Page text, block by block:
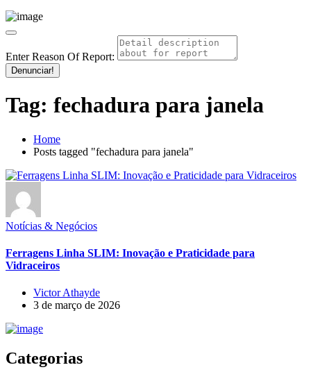
Enter Reason Of Report:
Denunciar!
Tag: fechadura para janela
Home
Posts tagged "fechadura para janela"
Notícias & Negócios
Ferragens Linha SLIM: Inovação e Praticidade para
Vidraceiros
Victor Athayde
3 de março de 2026
Categorias